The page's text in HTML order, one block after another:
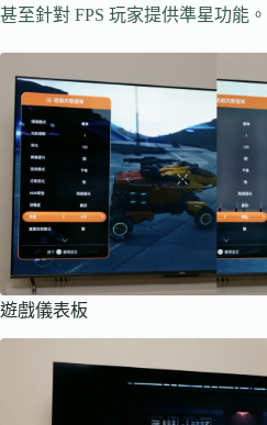
甚至針對 FPS 玩家提供準星功能。
遊戲儀表板